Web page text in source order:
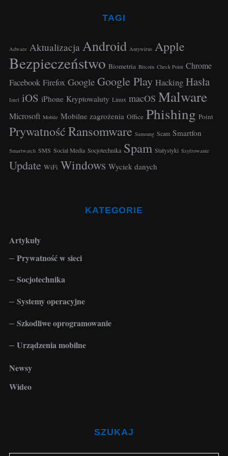
TAGI
Adware Aktualizacja Android Antywirus Apple
Bezpieczeństwo Biometria Bitcoin Check Point Chrome
Facebook Firefox Google Google Play Hacking Hasła
Intel iOS iPhone Kryptowaluty Linux macOS Malware
Microsoft Mobile Mobilne zagrożenia Office Phishing Point
PrywatnośćRansomware Samsung Scam Smartfon
Smartwatch SMS Social Media Socjotechnika Spam Statystyki Szyfrowanie
Update WiFi Windows Wyciek danych
KATEGORIE
Artykuły
Prywatność w sieci
Socjotechnika
Systemy operacyjne
Szkodliwe oprogramowanie
Urządzenia mobilne
Newsy
Wideo
SZUKAJ
f
o
: